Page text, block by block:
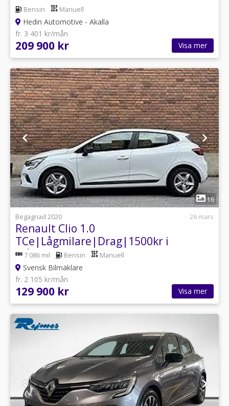
Bensin Manuell
Hedin Automotive - Akalla
fr. 3 401 kr/mån
209 900 kr Visa mer
1
16
Begagnad 2020
26 mars
Renault Clio 1.0
TCe|Lågmilare|Drag|1500kr i
månaden|Leasbar företag
7 086 mil Bensin Manuell
Svensk Bilmäklare
fr. 2 105 kr/mån
129 900 kr Visa mer